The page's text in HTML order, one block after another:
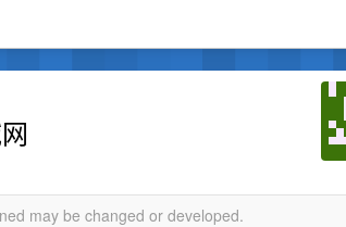
may be changed or developed.